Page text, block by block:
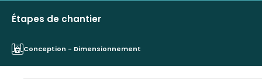
Étapes de chantier
Conception - Dimensionnement